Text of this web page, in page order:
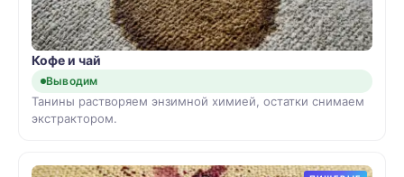
Кофе и чай
Выводим
Танины растворяем энзимной химией, остатки снимаем
экстрактором.